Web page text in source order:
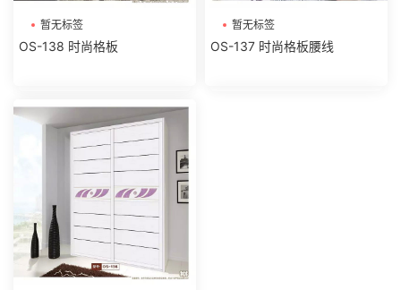
暂无标签
OS-138 时尚格板
暂无标签
OS-137 时尚格板腰线